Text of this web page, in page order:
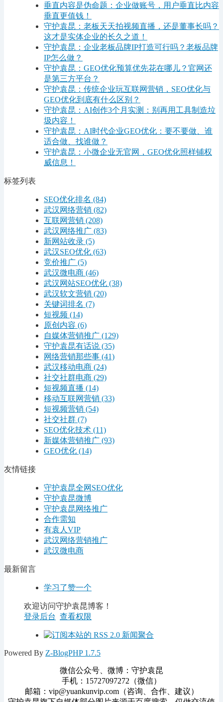
垂直内容是伪命题：企业做账号，用户垂直比内容
垂直更值钱！
守护袁昆：老板天天拍视频直播，还是董事长吗？
这才是实体企业的长久之道！
守护袁昆：企业老板品牌IP打造可行吗？老板品牌
IP怎么做？
守护袁昆：GEO优化预算优先花在哪儿？官网还
是第三方平台？
守护袁昆：传统企业玩互联网营销，SEO优化与
GEO优化到底有什么区别？
守护袁昆：AI创作3个月实测：别再用工具制造垃
圾内容！
守护袁昆：AI时代企业GEO优化：要不要做、谁
适合做、找谁做？
守护袁昆：小微企业无官网，GEO优化照样铺权
威信息！
标签列表
SEO优化排名 (84)
武汉网络营销 (82)
互联网营销 (208)
武汉网络推广 (83)
新网站收录 (5)
武汉SEO优化 (63)
竞价推广 (5)
武汉微电商 (46)
武汉网站SEO优化 (38)
武汉软文营销 (20)
关键词排名 (7)
短视频 (14)
原创内容 (6)
自媒体营销推广 (129)
守护袁昆有话说 (35)
网络营销那些事 (41)
武汉移动电商 (24)
社交社群电商 (29)
短视频直播 (14)
移动互联网营销 (33)
短视频营销 (54)
社交社群 (7)
SEO优化技术 (11)
新媒体营销推广 (93)
GEO优化 (14)
友情链接
守护袁昆全网SEO优化
守护袁昆微博
守护袁昆网络推广
合作需知
有袁人VIP
武汉网络营销推广
武汉微电商
最新留言
学习了赞一个
欢迎访问守护袁昆博客！
登录后台 查看权限
Powered By Z-BlogPHP 1.7.5
微信公众号、微博：守护袁昆
手机：15727097272（微信）
邮箱：vip@yuankunvip.com（咨询、合作、建议）